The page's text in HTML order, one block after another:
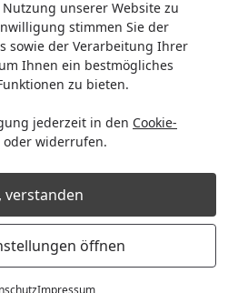
unserer Website zu
stimmen Sie der
sowie der Verarbeitung Ihrer
Ihnen ein bestmögliches
zu bieten.
jederzeit in den Cookie-
oder widerrufen.
verstanden
öffnen
Impressum
montieren
montieren
Wunschkategorie